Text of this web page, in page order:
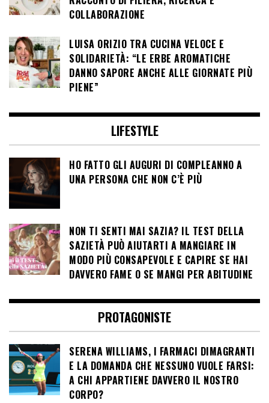
COLLABORAZIONE
LUISA ORIZIO TRA CUCINA VELOCE E
SOLIDARIETÀ: “LE ERBE AROMATICHE
DANNO SAPORE ANCHE ALLE GIORNATE PIÙ
PIENE”
LIFESTYLE
HO FATTO GLI AUGURI DI COMPLEANNO A
UNA PERSONA CHE NON C’È PIÙ
NON TI SENTI MAI SAZIA? IL TEST DELLA
SAZIETÀ PUÒ AIUTARTI A MANGIARE IN
MODO PIÙ CONSAPEVOLE E CAPIRE SE HAI
DAVVERO FAME O SE MANGI PER ABITUDINE
PROTAGONISTE
SERENA WILLIAMS, I FARMACI DIMAGRANTI
E LA DOMANDA CHE NESSUNO VUOLE FARSI:
A CHI APPARTIENE DAVVERO IL NOSTRO
CORPO?